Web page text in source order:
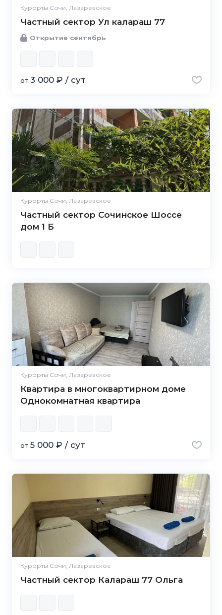
Курорты Сочи, Лазаревское
Частный сектор Ул калараш 77
Открытие сентябрь
от 3 000 ₽ / сут
Курорты Сочи, Лазаревское
Частный сектор Сочинское Шоссе
дом 1 Б
Курорты Сочи, Лазаревское
Квартира в многоквартирном доме
Однокомнатная квартира
от 5 000 ₽ / сут
Курорты Сочи, Лазаревское
Частный сектор Калараш 77 Ольга